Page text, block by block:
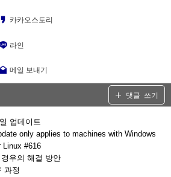
카카오스토리
라인
메일 보내기
댓글 쓰기
업데이트
only applies to machines with Windows
Linux #616
우의 해결 방안
과정